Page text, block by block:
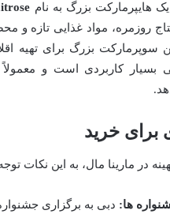
هایپرمارکت بزرگ به نام
روزمره، مواد غذایی تازه و
سوپرمارکت بزرگ برای تهیه
بسیار کاربردی است و
برای خرید
در مارینا مال، به این نکات
ها: دبی به برگزاری